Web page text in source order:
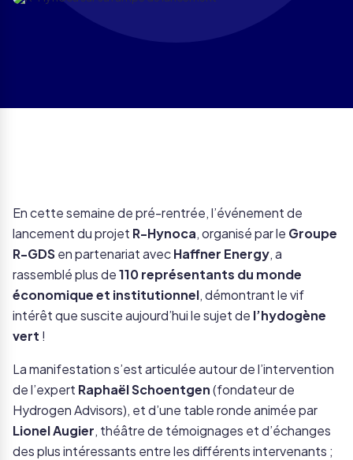
En cette semaine de pré-rentrée, l’événement de
lancement du projet R-Hynoca, organisé par le Groupe
R-GDSen partenariat avecHaffner Energy, a
rassemblé plus de110 représentants du monde
économique et institutionnel, démontrant le vif
intérêt que suscite aujourd’hui le sujet de l’hydogène
vert !
La manifestation s’est articulée autour de l’intervention
de l’expert Raphaël Schoentgen(fondateur de
Hydrogen Advisors), et d’une table ronde animée par
Lionel Augier, théâtre de témoignages et d’échanges
des plus intéressants entre les différents intervenants ;